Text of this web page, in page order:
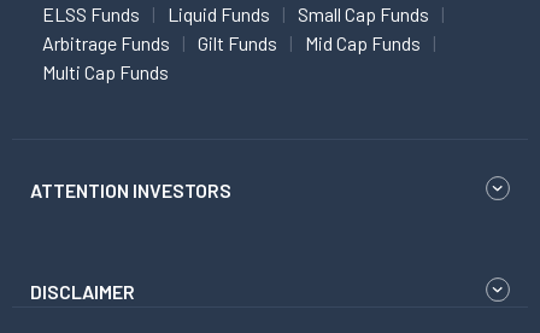
ELSS Funds Liquid Funds
Small Cap Funds
Arbitrage Funds
Gilt Funds
Mid Cap Funds
Multi Cap Funds
ATTENTION INVESTORS
DISCLAIMER